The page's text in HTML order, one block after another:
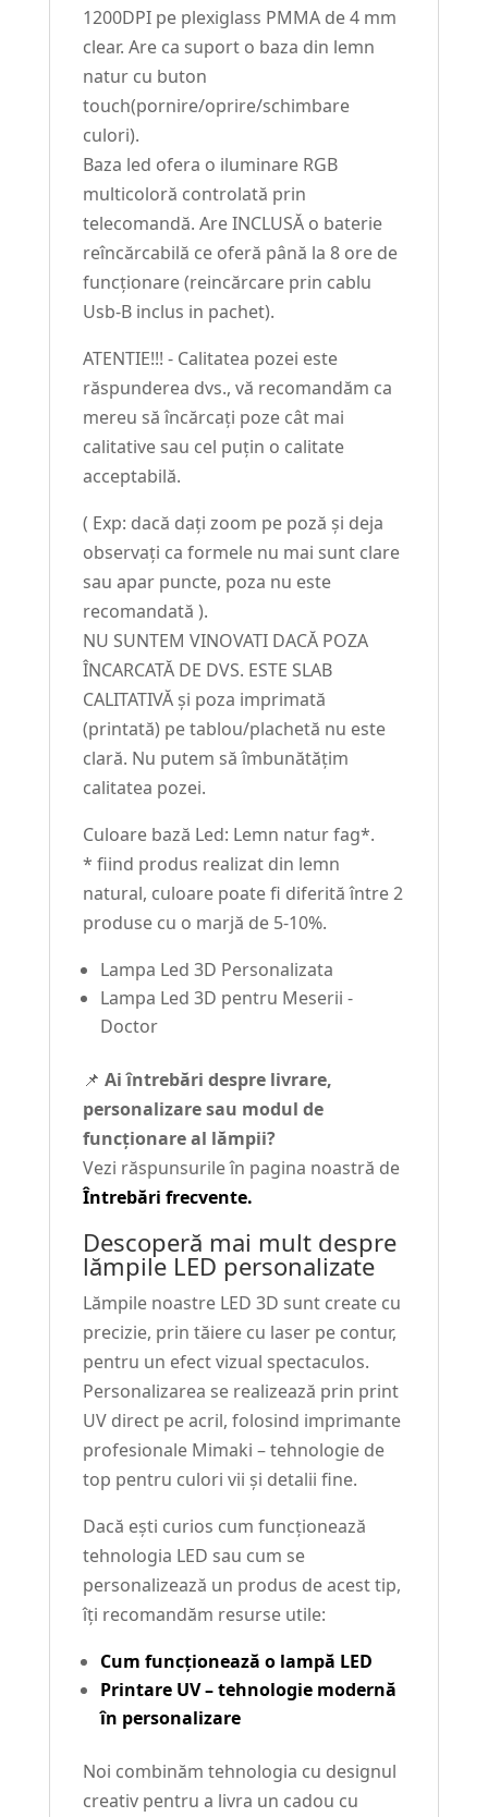
1200DPI pe plexiglass PMMA de 4 mm
clear. Are ca suport o baza din lemn
natur cu buton
touch(pornire/oprire/schimbare
culori).
Baza led ofera o iluminare RGB
multicoloră controlată prin
telecomandă. Are INCLUSĂ o baterie
reîncărcabilă ce oferă până la 8 ore de
funcționare (reincărcare prin cablu
Usb-B inclus in pachet).
ATENTIE!!! - Calitatea pozei este
răspunderea dvs., vă recomandăm ca
mereu să încărcați poze cât mai
calitative sau cel puțin o calitate
acceptabilă.
( Exp: dacă dați zoom pe poză și deja
observați ca formele nu mai sunt clare
sau apar puncte, poza nu este
recomandată ).
NU SUNTEM VINOVATI DACĂ POZA
ÎNCARCATĂ DE DVS. ESTE SLAB
CALITATIVĂ și poza imprimată
(printată) pe tablou/plachetă nu este
clară. Nu putem să îmbunătățim
calitatea pozei.
Culoare bază Led: Lemn natur fag*.
* fiind produs realizat din lemn
natural, culoare poate fi diferită între 2
produse cu o marjă de 5-10%.
Lampa Led 3D Personalizata
Lampa Led 3D pentru Meserii -
Doctor
📌 Ai întrebări despre livrare,
personalizare sau modul de
funcționare al lămpii?
Vezi răspunsurile în pagina noastră de
Întrebări frecvente.
Descoperă mai mult despre
lămpile LED personalizate
Lămpile noastre LED 3D sunt create cu
precizie, prin tăiere cu laser pe contur,
pentru un efect vizual spectaculos.
Personalizarea se realizează prin print
UV direct pe acril, folosind imprimante
profesionale Mimaki – tehnologie de
top pentru culori vii și detalii fine.
Dacă ești curios cum funcționează
tehnologia LED sau cum se
personalizează un produs de acest tip,
îți recomandăm resurse utile:
Cum funcționează o lampă LED
Printare UV – tehnologie modernă
în personalizare
Noi combinăm tehnologia cu designul
creativ pentru a livra un cadou cu